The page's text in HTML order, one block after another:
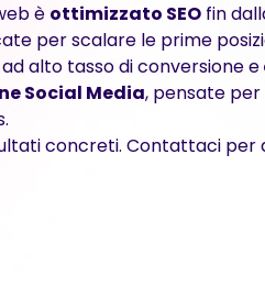
è ottimizzato SEO fin
per scalare le prime
ad alto tasso di conversione e
Social Media, pensate
concreti. Contattaci per